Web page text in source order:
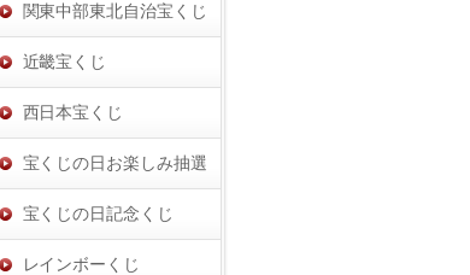
関東中部東北自治宝くじ
近畿宝くじ
西日本宝くじ
宝くじの日お楽しみ抽選
宝くじの日記念くじ
レインボーくじ